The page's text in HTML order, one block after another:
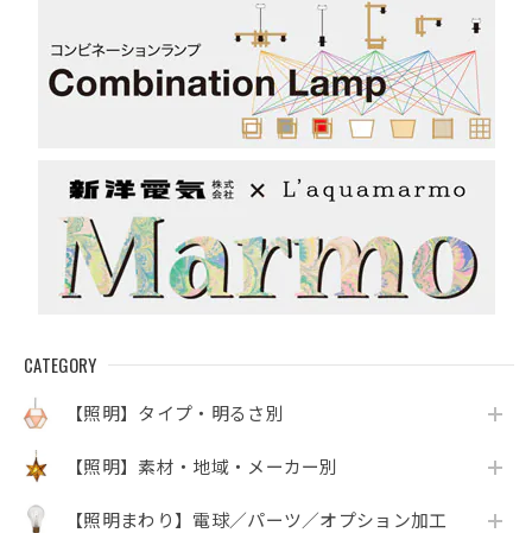
CATEGORY
【照明】タイプ・明るさ別
【照明】素材・地域・メーカー別
【照明まわり】電球／パーツ／オプション加工